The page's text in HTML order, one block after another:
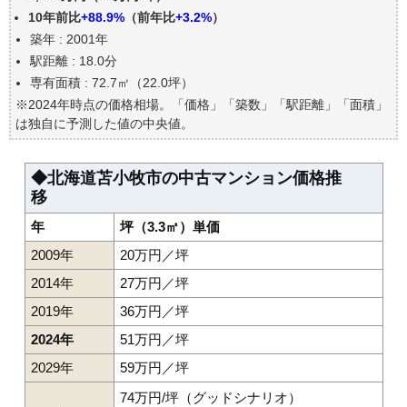
エリアの将来性を人口予想から検討しよう
自分の年収でいくらの不動産が買える？
10年前比+88.9% （前年比+3.2%）
築年 : 2001年
駅距離 : 18.0分
専有面積 : 72.7㎡（22.0坪）
※2024年時点の価格相場。「価格」「築数」「駅距離」「面積」
は独自に予測した値の中央値。
◆北海道苫小牧市の中古マンション価格推
移
年
坪（3.3㎡）単価
2009年
20万円／坪
2014年
27万円／坪
2019年
36万円／坪
2024年
51万円／坪
2029年
59万円／坪
74万円/坪（グッドシナリオ）